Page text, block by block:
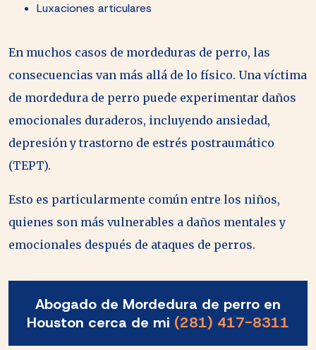
Luxaciones articulares
En muchos casos de mordeduras de perro, las
consecuencias van más allá de lo físico. Una víctima
de mordedura de perro puede experimentar daños
emocionales duraderos, incluyendo ansiedad,
depresión y trastorno de estrés postraumático
(TEPT).
Esto es particularmente común entre los niños,
quienes son más vulnerables a daños mentales y
emocionales después de ataques de perros.
Abogado de Mordedura de perro en
Houston cerca de mi (281) 417-8311